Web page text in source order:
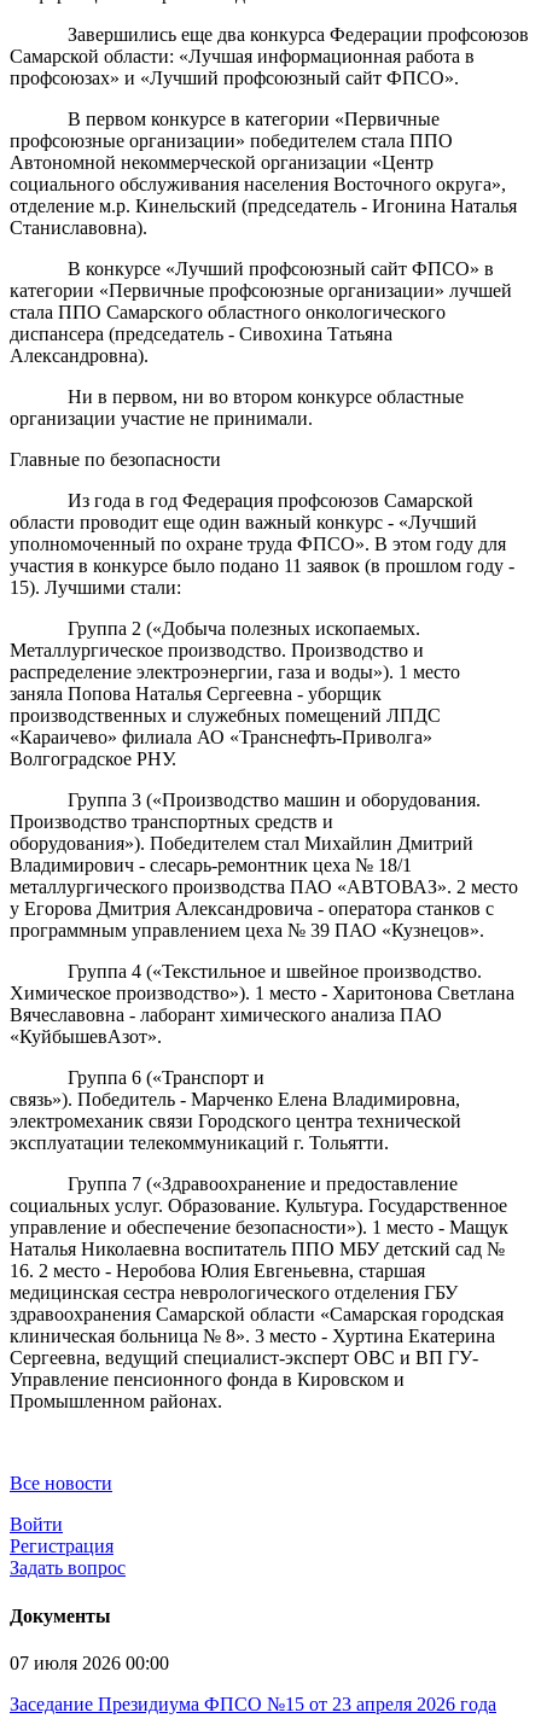
Завершились еще два конкурса Федерации профсоюзов
Самарской области: «Лучшая информационная работа в
профсоюзах» и «Лучший профсоюзный сайт ФПСО».
В первом конкурсе в категории «Первичные
профсоюзные организации» победителем стала ППО
Автономной некоммерческой организации «Центр
социального обслуживания населения Восточного округа»,
отделение м.р. Кинельский (председатель - Игонина Наталья
Станиславовна).
В конкурсе «Лучший профсоюзный сайт ФПСО» в
категории «Первичные профсоюзные организации» лучшей
стала ППО Самарского областного онкологического
диспансера (председатель - Сивохина Татьяна
Александровна).
Ни в первом, ни во втором конкурсе областные
организации участие не принимали.
Главные по безопасности
Из года в год Федерация профсоюзов Самарской
области проводит еще один важный конкурс - «Лучший
уполномоченный по охране труда ФПСО». В этом году для
участия в конкурсе было подано 11 заявок (в прошлом году -
15). Лучшими стали:
Группа 2 («Добыча полезных ископаемых.
Металлургическое производство. Производство и
распределение электроэнергии, газа и воды»). 1 место
заняла Попова Наталья Сергеевна - уборщик
производственных и служебных помещений ЛПДС
«Караичево» филиала АО «Транснефть-Приволга»
Волгоградское РНУ.
Группа 3 («Производство машин и оборудования.
Производство транспортных средств и
оборудования»). Победителем стал Михайлин Дмитрий
Владимирович - слесарь-ремонтник цеха № 18/1
металлургического производства ПАО «АВТОВАЗ». 2 место
у Егорова Дмитрия Александровича - оператора станков с
программным управлением цеха № 39 ПАО «Кузнецов».
Группа 4 («Текстильное и швейное производство.
Химическое производство»). 1 место - Харитонова Светлана
Вячеславовна - лаборант химического анализа ПАО
«КуйбышевАзот».
Группа 6 («Транспорт и
связь»). Победитель - Марченко Елена Владимировна,
электромеханик связи Городского центра технической
эксплуатации телекоммуникаций г. Тольятти.
Группа 7 («Здравоохранение и предоставление
социальных услуг. Образование. Культура. Государственное
управление и обеспечение безопасности»). 1 место - Мащук
Наталья Николаевна воспитатель ППО МБУ детский сад №
16. 2 место - Неробова Юлия Евгеньевна, старшая
медицинская сестра неврологического отделения ГБУ
здравоохранения Самарской области «Самарская городская
клиническая больница № 8». 3 место - Хуртина Екатерина
Сергеевна, ведущий специалист-эксперт ОВС и ВП ГУ-
Управление пенсионного фонда в Кировском и
Промышленном районах.
Все новости
Войти
Регистрация
Задать вопрос
Документы
07 июля 2026 00:00
Заседание Президиума ФПСО №15 от 23 апреля 2026 года